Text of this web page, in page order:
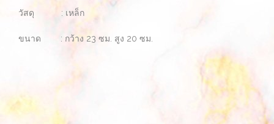
วัสดุ : เหล็ก
ขนาด : กว้าง 23 ซม. สูง 20 ซม.